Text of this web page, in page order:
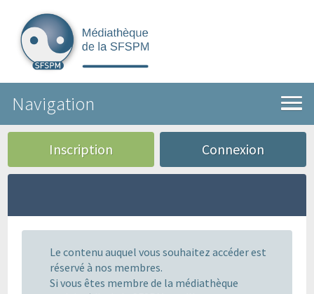
Navigation
Inscription Connexion
Le contenu auquel vous souhaitez accéder est
réservé à nos membres.
Si vous êtes membre de la médiathèque